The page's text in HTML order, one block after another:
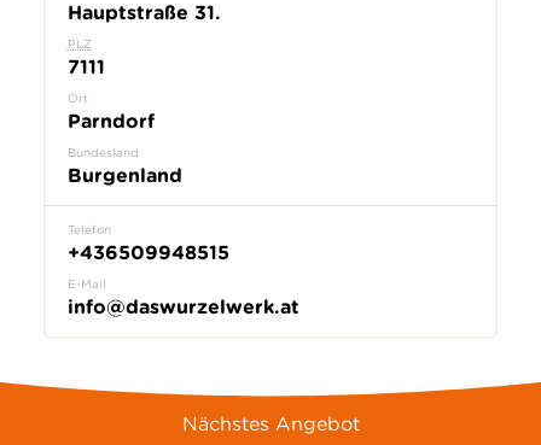
Hauptstraße 31.
PLZ
7111
Ort
Parndorf
Bundesland
Burgenland
Telefon
+436509948515
E-Mail
info@daswurzelwerk.at
Nächstes Angebot